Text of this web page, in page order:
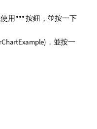
用
按鈕，並按一下
)，並按一